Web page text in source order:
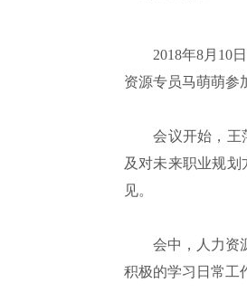
2018年8月10日
资源专员马萌萌参
会议开始，王萍
及对未来职业规
见。
会中，人力资源
积极的学习日常工